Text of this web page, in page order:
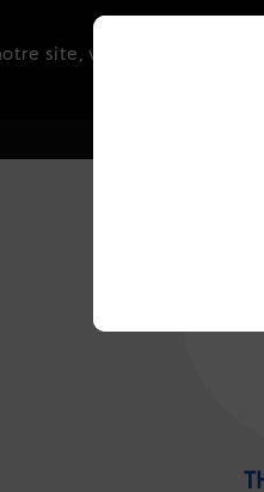
site, vous acceptez